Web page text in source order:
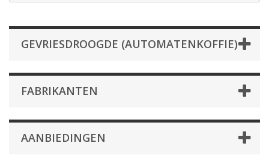
GEVRIESDROOGDE (AUTOMATENKOFFIE)
FABRIKANTEN
AANBIEDINGEN